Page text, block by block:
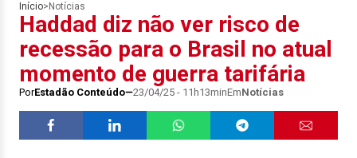
Início> Notícias
Haddad diz não ver risco de
recessão para o Brasil no atual
momento de guerra tarifária
PorEstadão Conteúdo 23/04/25 - 11h13minEmNotícias